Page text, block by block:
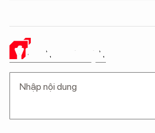
Ý KIẾN CỦA BẠN